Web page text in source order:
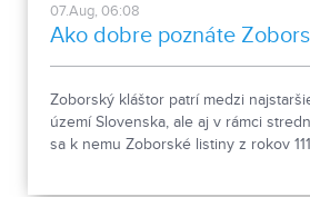
07.Aug, 06:08
Ako dobre poznáte
Zoborský kláštor patrí medzi
území Slovenska, ale aj v rámci
sa k nemu Zoborské listiny z rokov